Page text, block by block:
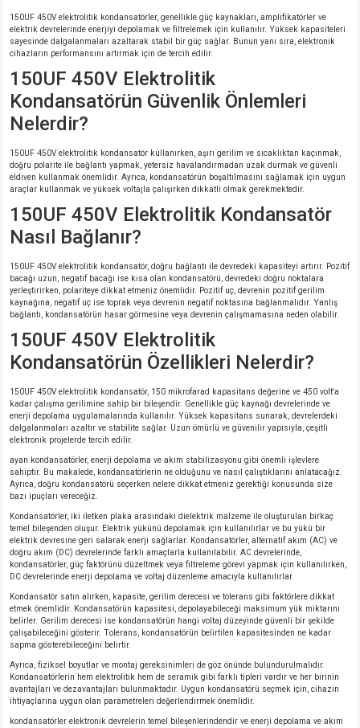
150UF 450V elektrolitik kondansatörler, genellikle güç kaynakları, amplifikatörler ve
elektrik devrelerinde enerjiyi depolamak ve filtrelemek için kullanılır. Yüksek kapasiteleri
sayesinde dalgalanmaları azaltarak stabil bir güç sağlar. Bunun yanı sıra, elektronik
cihazların performansını artırmak için de tercih edilir.
150UF 450V Elektrolitik
Kondansatörün Güvenlik Önlemleri
Nelerdir?
150UF 450V elektrolitik kondansatör kullanırken, aşırı gerilim ve sıcaklıktan kaçınmak,
doğru polarite ile bağlantı yapmak, yetersiz havalandırmadan uzak durmak ve güvenli
eldiven kullanmak önemlidir. Ayrıca, kondansatörün boşaltılmasını sağlamak için uygun
araçlar kullanmak ve yüksek voltajla çalışırken dikkatli olmak gerekmektedir.
150UF 450V Elektrolitik Kondansatör
Nasıl Bağlanır?
150UF 450V elektrolitik kondansatör, doğru bağlantı ile devredeki kapasiteyi artırır. Pozitif
bacağı uzun, negatif bacağı ise kısa olan kondansatörü, devredeki doğru noktalara
yerleştirirken, polariteye dikkat etmeniz önemlidir. Pozitif uç, devrenin pozitif gerilim
kaynağına, negatif uç ise toprak veya devrenin negatif noktasına bağlanmalıdır. Yanlış
bağlantı, kondansatörün hasar görmesine veya devrenin çalışmamasına neden olabilir.
150UF 450V Elektrolitik
Kondansatörün Özellikleri Nelerdir?
150UF 450V elektrolitik kondansatör, 150 mikrofarad kapasitans değerine ve 450 volt'a
kadar çalışma gerilimine sahip bir bileşendir. Genellikle güç kaynağı devrelerinde ve
enerji depolama uygulamalarında kullanılır. Yüksek kapasitans sunarak, devrelerdeki
dalgalanmaları azaltır ve stabilite sağlar. Uzun ömürlü ve güvenilir yapısıyla, çeşitli
elektronik projelerde tercih edilir.
ayan kondansatörler, enerji depolama ve akım stabilizasyonu gibi önemli işlevlere
sahiptir. Bu makalede, kondansatörlerin ne olduğunu ve nasıl çalıştıklarını anlatacağız.
Ayrıca, doğru kondansatörü seçerken nelere dikkat etmeniz gerektiği konusunda size
bazı ipuçları vereceğiz.
Kondansatörler, iki iletken plaka arasındaki dielektrik malzeme ile oluşturulan birkaç
temel bileşenden oluşur. Elektrik yükünü depolamak için kullanılırlar ve bu yükü bir
elektrik devresine geri salarak enerji sağlarlar. Kondansatörler, alternatif akım (AC) ve
doğru akım (DC) devrelerinde farklı amaçlarla kullanılabilir. AC devrelerinde,
kondansatörler, güç faktörünü düzeltmek veya filtreleme görevi yapmak için kullanılırken,
DC devrelerinde enerji depolama ve voltaj düzenleme amacıyla kullanılırlar.
Kondansatör satın alırken, kapasite, gerilim derecesi ve tolerans gibi faktörlere dikkat
etmek önemlidir. Kondansatörün kapasitesi, depolayabileceği maksimum yük miktarını
belirler. Gerilim derecesi ise kondansatörün hangi voltaj düzeyinde güvenli bir şekilde
çalışabileceğini gösterir. Tolerans, kondansatörün belirtilen kapasitesinden ne kadar
sapma gösterebileceğini belirtir.
Ayrıca, fiziksel boyutlar ve montaj gereksinimleri de göz önünde bulundurulmalıdır.
Kondansatörlerin hem elektrolitik hem de seramik gibi farklı tipleri vardır ve her birinin
avantajları ve dezavantajları bulunmaktadır. Uygun kondansatörü seçmek için, cihazın
ihtiyaçlarına uygun olan parametreleri değerlendirmek önemlidir.
kondansatörler elektronik devrelerin temel bileşenlerindendir ve enerji depolama ve akım